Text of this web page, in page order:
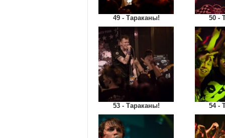
49 - Тараканы! 50 -
53 - Тараканы! 54 -